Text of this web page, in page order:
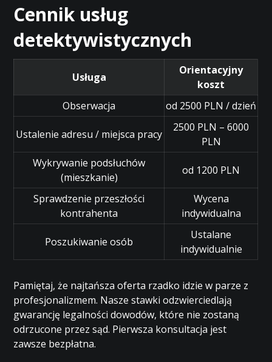
Cennik usług
detektywistycznych
Usługa
Orientacyjny
koszt
Obserwacja
od 2500 PLN / dzień
Ustalenie adresu / miejsca pracy
2500 PLN – 6000
PLN
Wykrywanie podsłuchów
(mieszkanie)
od 1200 PLN
Sprawdzenie przeszłości
kontrahenta
Wycena
indywidualna
Poszukiwanie osób
Ustalane
indywidualnie
Pamiętaj, że najtańsza oferta rzadko idzie w parze z
profesjonalizmem. Nasze stawki odzwierciedlają
gwarancję legalności dowodów, które nie zostaną
odrzucone przez sąd. Pierwsza konsultacja jest
zawsze bezpłatna.